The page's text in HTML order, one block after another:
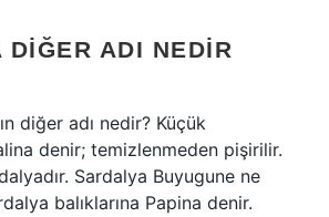
DIĞER ADI NEDIR
diğer adı nedir? Küçük
denir; temizlenmeden pişirilir.
Sardalya Buyugune ne
balıklarına Papina denir.